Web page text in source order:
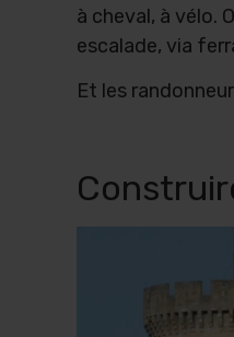
à cheval, à vélo.
escalade, via
Et les